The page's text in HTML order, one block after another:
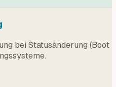
bei Statusänderung (Boot